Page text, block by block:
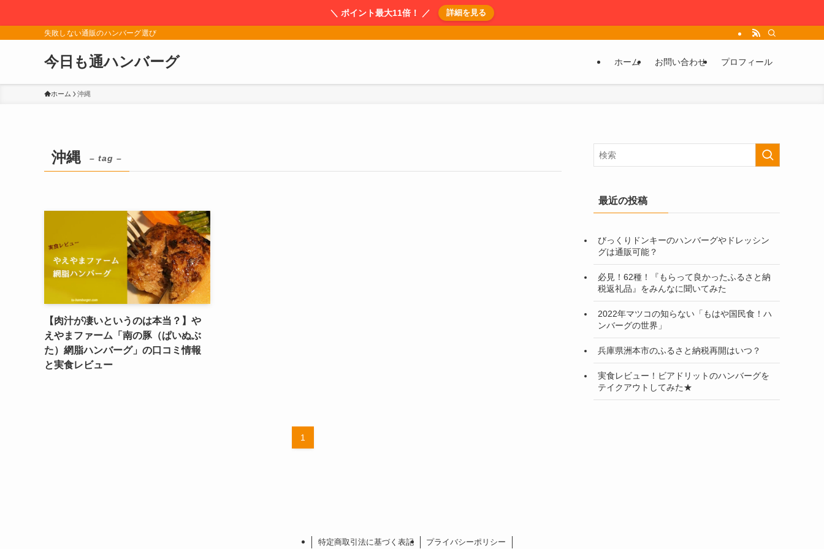
＼ ポイント最大11倍！ ／ 詳細を見る
失敗しない通販のハンバーグ選び
今日も通ハンバーグ ホーム お問い合わせ プロフィール
ホーム 沖縄
沖縄 – tag –
【肉汁が凄いというのは本当？】や
えやまファーム「南の豚（ぱいぬぶ
た）網脂ハンバーグ」の口コミ情報
と実食レビュー
1
最近の投稿
びっくりドンキーのハンバーグやドレッシン
グは通販可能？
必見！62種！『もらって良かったふるさと納
税返礼品』をみんなに聞いてみた
2022年マツコの知らない「もはや国民食！ハ
ンバーグの世界」
兵庫県洲本市のふるさと納税再開はいつ？
実食レビュー！ビアドリットのハンバーグを
テイクアウトしてみた★
特定商取引法に基づく表記 プライバシーポリシー